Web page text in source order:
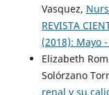
Vasquez,
REVISTA
(2018): Mayo
Elizabeth
Solórzano
renal y su